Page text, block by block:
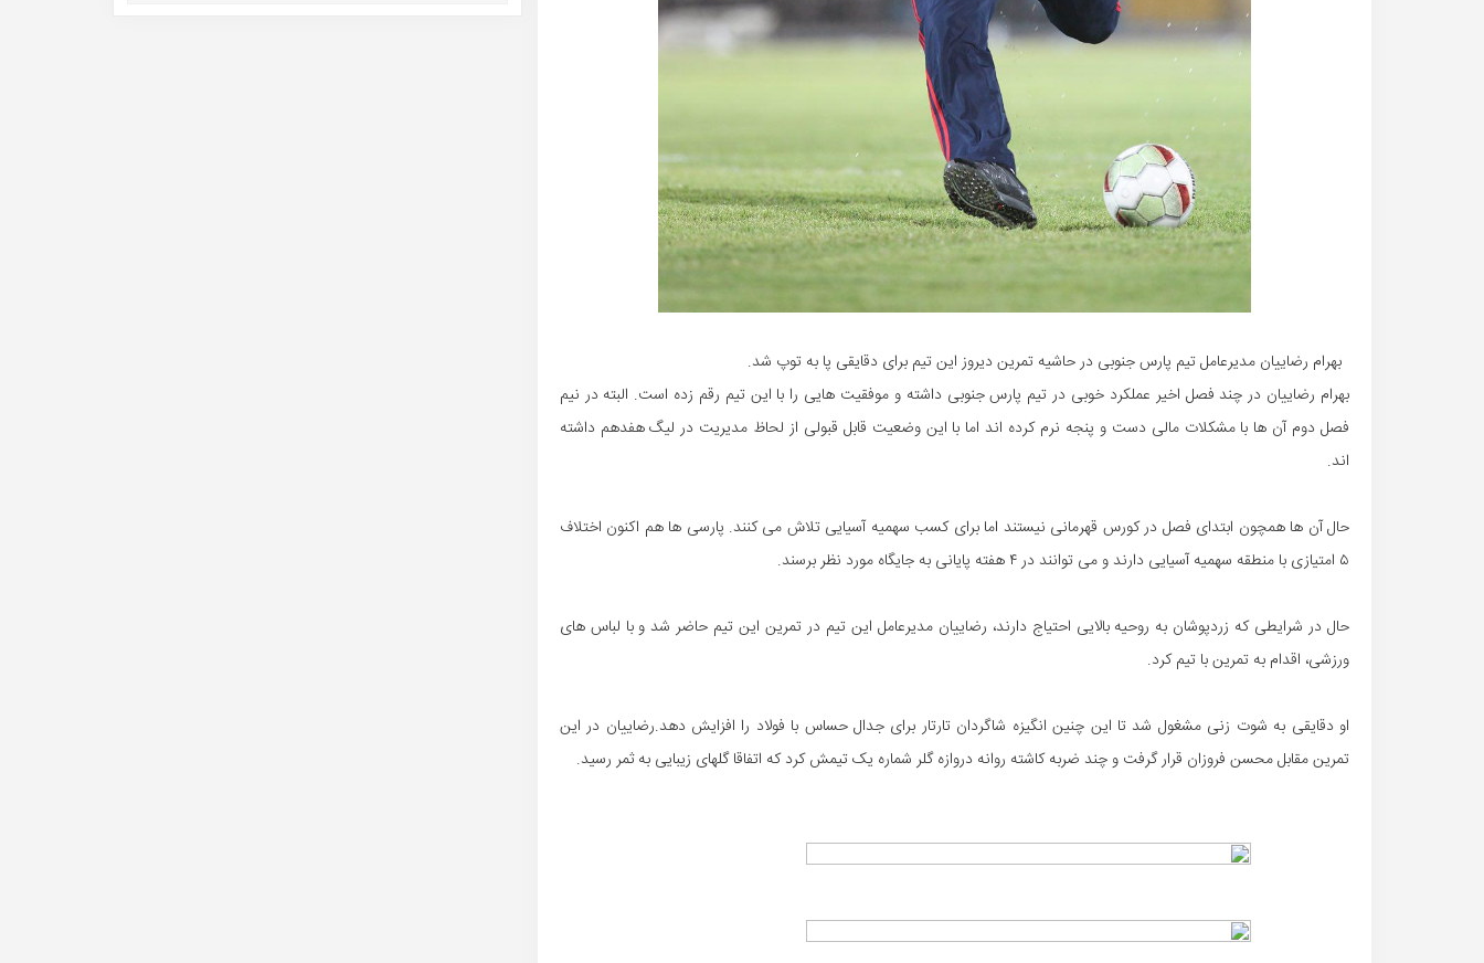
بهرام رضاییان مدیرعامل تیم پارس جنوبی در حاشیه تمرین دیروز این تیم برای دقایقی پا به توپ شد.
بهرام رضاییان در چند فصل اخیر عملکرد خوبی در تیم پارس جنوبی داشته و موفقیت هایی را با این تیم رقم زده است. البته در نیم
فصل دوم آن ها با مشکلات مالی دست و پنجه نرم کرده اند اما با این وضعیت قابل قبولی از لحاظ مدیریت در لیگ هفدهم داشته
اند.
حال آن ها همچون ابتدای فصل در کورس قهرمانی نیستند اما برای کسب سهمیه آسیایی تلاش می کنند. پارسی ها هم اکنون اختلاف
۵ امتیازی با منطقه سهمیه آسیایی دارند و می توانند در ۴ هفته پایانی به جایگاه مورد نظر برسند.
حال در شرایطی که زردپوشان به روحیه بالایی احتیاج دارند، رضاییان مدیرعامل این تیم در تمرین این تیم حاضر شد و با لباس های
ورزشی، اقدام به تمرین با تیم کرد.
او دقایقی به شوت زنی مشغول شد تا این چنین انگیزه شاگردان تارتار برای جدال حساس با فولاد را افزایش دهد.رضاییان در این
تمرین مقابل محسن فروزان قرار گرفت و چند ضربه کاشته روانه دروازه گلر شماره یک تیمش کرد که اتفاقا گلهای زیبایی به ثمر رسید.